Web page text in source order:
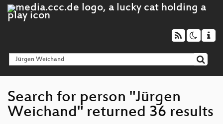
Search for person "Jürgen
Weichand" returned 36 results